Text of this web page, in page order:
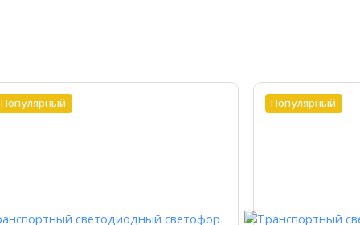
Популярный Популярный